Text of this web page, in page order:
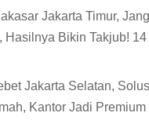
Jakarta Timur,
Hasilnya Bikin Takjub! 14
Jakarta Selatan,
Kantor Jadi Premium